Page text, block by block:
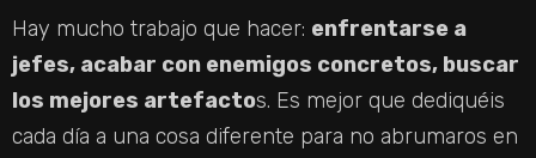
Hay mucho trabajo que hacer: enfrentarse a
jefes, acabar con enemigos concretos, buscar
los mejores artefactos. Es mejor que dediquéis
cada día a una cosa diferente para no abrumaros en